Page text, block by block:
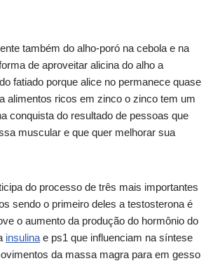
também do alho-poró na cebola e na
de aproveitar alicina do alho a
fatiado porque alice no permanece quase
alimentos ricos em zinco o zinco tem um
conquista do resultado de pessoas que
muscular e que quer melhorar sua
do processo de três mais importantes
sendo o primeiro deles a testosterona é
o aumento da produção do hormônio do
insulina e ps1 que influenciam na síntese
da massa magra para em gesso